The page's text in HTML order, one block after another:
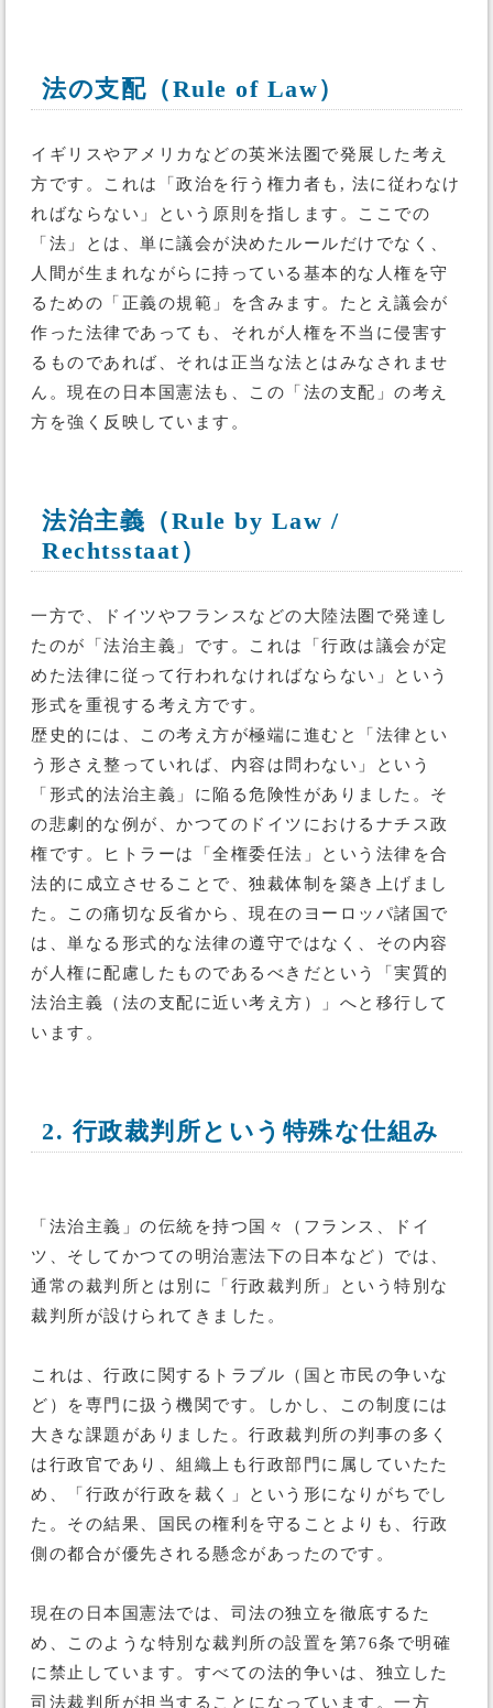
法の支配（Rule of Law）
イギリスやアメリカなどの英米法圏で発展した考え
方です。これは「政治を行う権力者も, 法に従わなけ
ればならない」という原則を指します。ここでの
「法」とは、単に議会が決めたルールだけでなく、
人間が生まれながらに持っている基本的な人権を守
るための「正義の規範」を含みます。たとえ議会が
作った法律であっても、それが人権を不当に侵害す
るものであれば、それは正当な法とはみなされませ
ん。現在の日本国憲法も、この「法の支配」の考え
方を強く反映しています。
法治主義（Rule by Law /
Rechtsstaat）
一方で、ドイツやフランスなどの大陸法圏で発達し
たのが「法治主義」です。これは「行政は議会が定
めた法律に従って行われなければならない」という
形式を重視する考え方です。
歴史的には、この考え方が極端に進むと「法律とい
う形さえ整っていれば、内容は問わない」という
「形式的法治主義」に陥る危険性がありました。そ
の悲劇的な例が、かつてのドイツにおけるナチス政
権です。ヒトラーは「全権委任法」という法律を合
法的に成立させることで、独裁体制を築き上げまし
た。この痛切な反省から、現在のヨーロッパ諸国で
は、単なる形式的な法律の遵守ではなく、その内容
が人権に配慮したものであるべきだという「実質的
法治主義（法の支配に近い考え方）」へと移行して
います。
2. 行政裁判所という特殊な仕組み
「法治主義」の伝統を持つ国々（フランス、ドイ
ツ、そしてかつての明治憲法下の日本など）では、
通常の裁判所とは別に「行政裁判所」という特別な
裁判所が設けられてきました。
これは、行政に関するトラブル（国と市民の争いな
ど）を専門に扱う機関です。しかし、この制度には
大きな課題がありました。行政裁判所の判事の多く
は行政官であり、組織上も行政部門に属していたた
め、「行政が行政を裁く」という形になりがちでし
た。その結果、国民の権利を守ることよりも、行政
側の都合が優先される懸念があったのです。
現在の日本国憲法では、司法の独立を徹底するた
め、このような特別な裁判所の設置を第76条で明確
に禁止しています。すべての法的争いは、独立した
司法裁判所が担当することになっています。一方